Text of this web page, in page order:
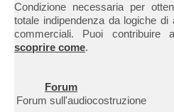
Condizione necessaria per
totale indipendenza da logiche
commerciali. Puoi
scoprire come.
Forum
Forum sull'audiocostruzione